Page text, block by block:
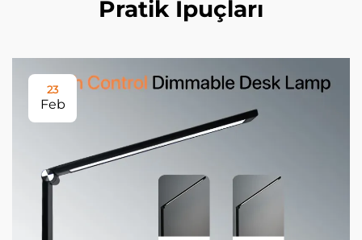
Pratik İpuçları
23
Feb